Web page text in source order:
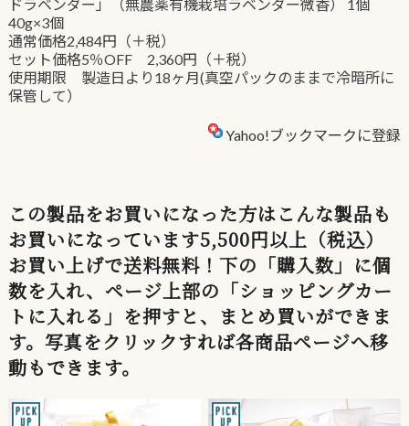
ドラベンダー」（無農薬有機栽培ラベンダー微香） 1個
40g×3個
通常価格2,484円（＋税）
セット価格5％OFF 2,360円（＋税）
使用期限 製造日より18ヶ月(真空パックのままで冷暗所に
保管して）
Yahoo!ブックマークに登録
この製品をお買いになった方はこんな製品も
お買いになっています5,500円以上（税込）
お買い上げで送料無料！下の「購入数」に個
数を入れ、ページ上部の「ショッピングカー
トに入れる」を押すと、まとめ買いができま
す。写真をクリックすれば各商品ページへ移
動もできます。